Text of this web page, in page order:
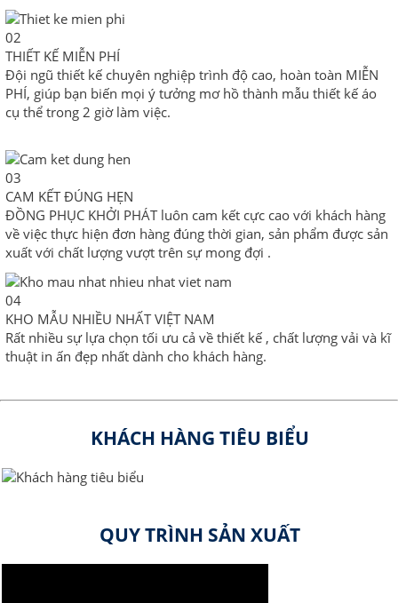
02
THIẾT KẾ MIỄN PHÍ
Đội ngũ thiết kế chuyên nghiệp trình độ cao, hoàn toàn MIỄN
PHÍ, giúp bạn biến mọi ý tưởng mơ hồ thành mẫu thiết kế áo
cụ thể trong 2 giờ làm việc.
03
CAM KẾT ĐÚNG HẸN
ĐỒNG PHỤC KHỞI PHÁT luôn cam kết cực cao với khách hàng
về việc thực hiện đơn hàng đúng thời gian, sản phẩm được sản
xuất với chất lượng vượt trên sự mong đợi .
04
KHO MẪU NHIỀU NHẤT VIỆT NAM
Rất nhiều sự lựa chọn tối ưu cả về thiết kế , chất lượng vải và kĩ
thuật in ấn đẹp nhất dành cho khách hàng.
KHÁCH HÀNG TIÊU BIỂU
QUY TRÌNH SẢN XUẤT